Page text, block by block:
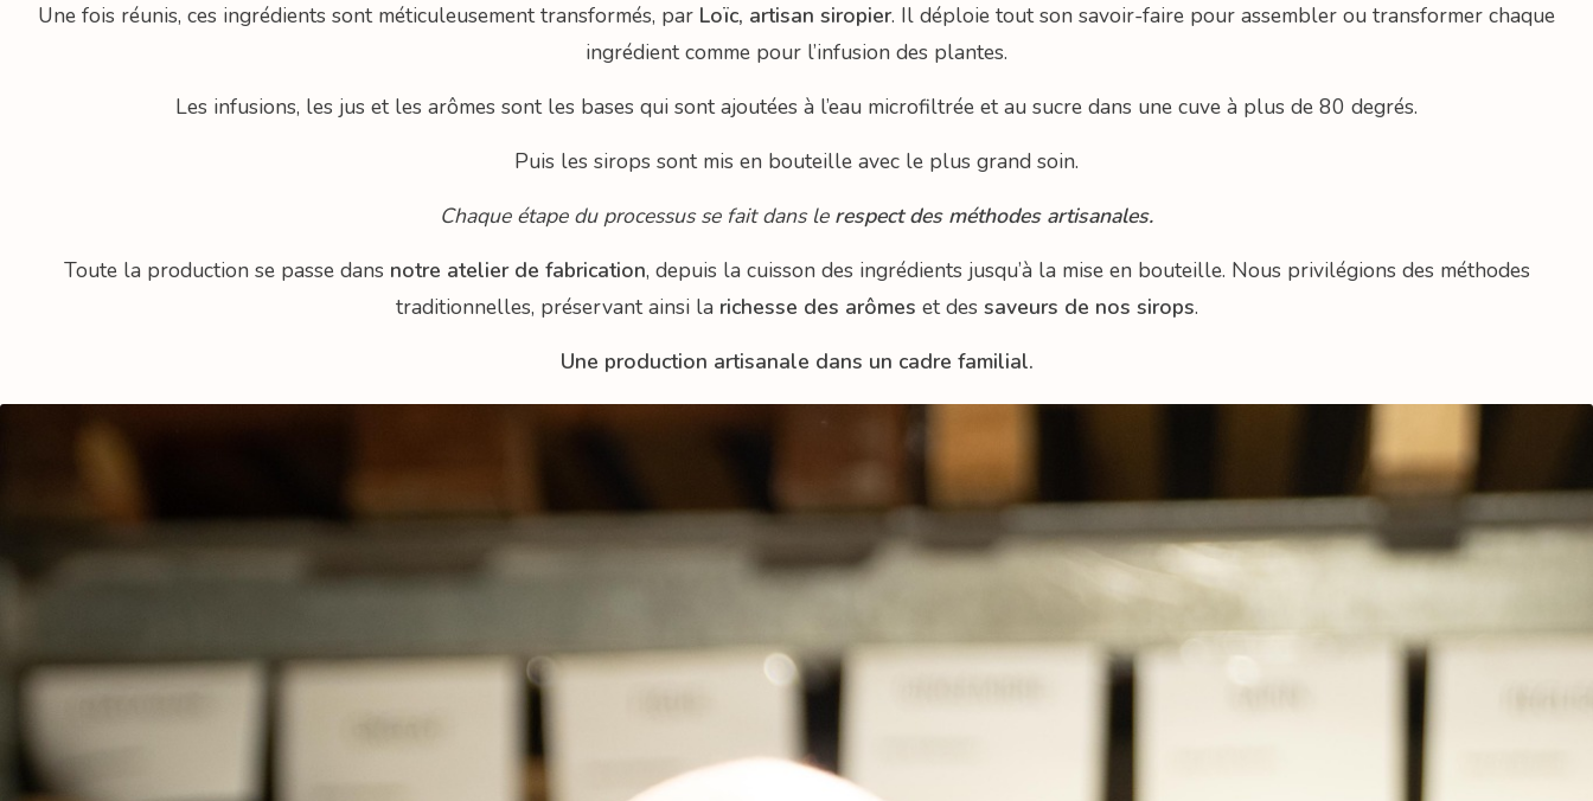
Une fois réunis, ces ingrédients sont méticuleusement transformés, par Loïc, artisan siropier. Il déploie tout son savoir-faire pour assembler ou transformer chaque
ingrédient comme pour l’infusion des plantes.
Les infusions, les jus et les arômes sont les bases qui sont ajoutées à l’eau microfiltrée et au sucre dans une cuve à plus de 80 degrés.
Puis les sirops sont mis en bouteille avec le plus grand soin.
Chaque étape du processus se fait dans le respect des méthodes artisanales.
Toute la production se passe dans notre atelier de fabrication, depuis la cuisson des ingrédients jusqu’à la mise en bouteille. Nous privilégions des méthodes
traditionnelles, préservant ainsi la richesse des arômes et des saveurs de nos sirops.
Une production artisanale dans un cadre familial.